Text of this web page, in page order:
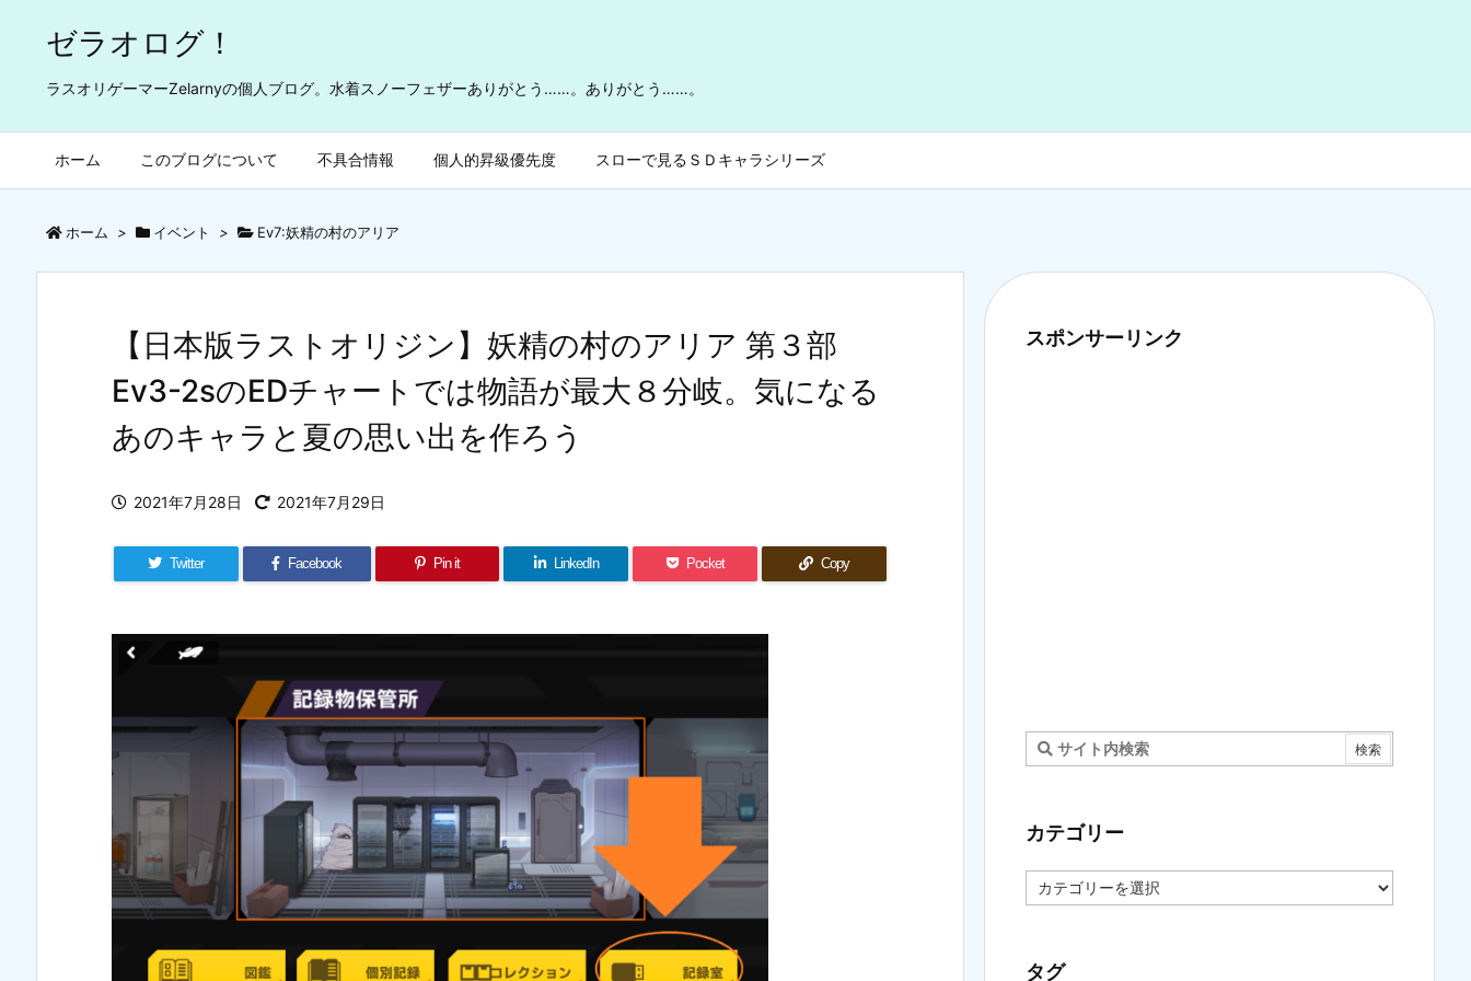
ゼラオログ！
ラスオリゲーマーZelarnyの個人ブログ。水着スノーフェザーありがとう……。ありがとう……。
ホーム このブログについて 不具合情報 個人的昇級優先度 スローで見るＳＤキャラシリーズ
ホーム > イベント > Ev7:妖精の村のアリア
【日本版ラストオリジン】妖精の村のアリア 第３部
Ev3-2sのEDチャートでは物語が最大８分岐。気になる
あのキャラと夏の思い出を作ろう
2021年7月28日 2021年7月29日
Twitter Facebook Pin it LinkedIn Pocket Copy
スポンサーリンク
カテゴリー
テ
ー
タグ